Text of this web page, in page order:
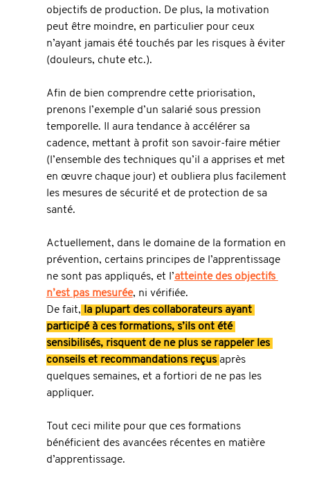
objectifs de production. De plus, la motivation
peut être moindre, en particulier pour ceux
n’ayant jamais été touchés par les risques à éviter
(douleurs, chute etc.).
Afin de bien comprendre cette priorisation,
prenons l’exemple d’un salarié sous pression
temporelle. Il aura tendance à accélérer sa
cadence, mettant à profit son savoir-faire métier
(l’ensemble des techniques qu’il a apprises et met
en œuvre chaque jour) et oubliera plus facilement
les mesures de sécurité et de protection de sa
santé.
Actuellement, dans le domaine de la formation en
prévention, certains principes de l’apprentissage
ne sont pas appliqués, et l’atteinte des objectifs
n’est pas mesurée, ni vérifiée.
De fait, la plupart des collaborateurs ayant
participé à ces formations, s’ils ont été
sensibilisés, risquent de ne plus se rappeler les
conseils et recommandations reçus après
quelques semaines, et a fortiori de ne pas les
appliquer.
Tout ceci milite pour que ces formations
bénéficient des avancées récentes en matière
d’apprentissage.